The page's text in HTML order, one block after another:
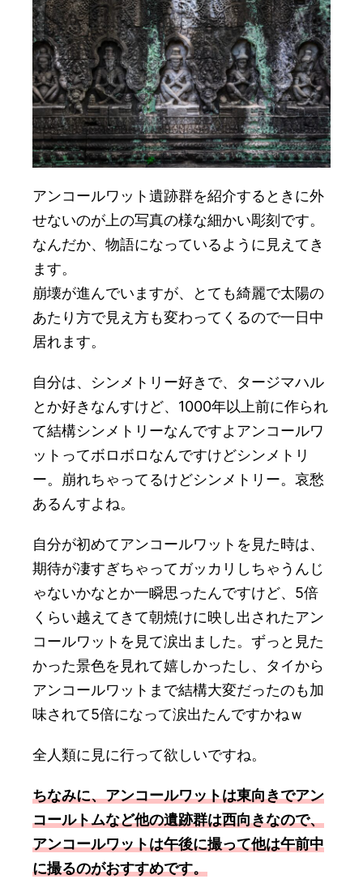
アンコールワット遺跡群を紹介するときに外
せないのが上の写真の様な細かい彫刻です。
なんだか、物語になっているように見えてき
ます。
崩壊が進んでいますが、とても綺麗で太陽の
あたり方で見え方も変わってくるので一日中
居れます。
自分は、シンメトリー好きで、タージマハル
とか好きなんすけど、1000年以上前に作られ
て結構シンメトリーなんですよアンコールワ
ットってボロボロなんですけどシンメトリ
ー。崩れちゃってるけどシンメトリー。哀愁
あるんすよね。
自分が初めてアンコールワットを見た時は、
期待が凄すぎちゃってガッカリしちゃうんじ
ゃないかなとか一瞬思ったんですけど、5倍
くらい越えてきて朝焼けに映し出されたアン
コールワットを見て涙出ました。ずっと見た
かった景色を見れて嬉しかったし、タイから
アンコールワットまで結構大変だったのも加
味されて5倍になって涙出たんですかねｗ
全人類に見に行って欲しいですね。
ちなみに、アンコールワットは東向きでアン
コールトムなど他の遺跡群は西向きなので、
アンコールワットは午後に撮って他は午前中
に撮るのがおすすめです。